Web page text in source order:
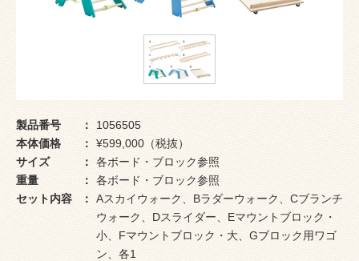
製品番号
1056505
本体価格
¥599,000（税抜）
サイズ
各ボード・ブロック参照
重量
各ボード・ブロック参照
セット内容
Aスカイウォーク、Bラダーウォーク、Cブランチ
ウォーク、Dスライダー、Eマウントブロック・
小、Fマウントブロック・大、Gブロック用ワゴ
ン、各1